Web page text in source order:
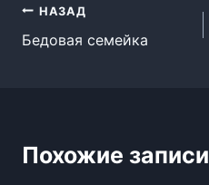
Навигация
по
НАЗАД
Бедовая семейка
Похожие записи